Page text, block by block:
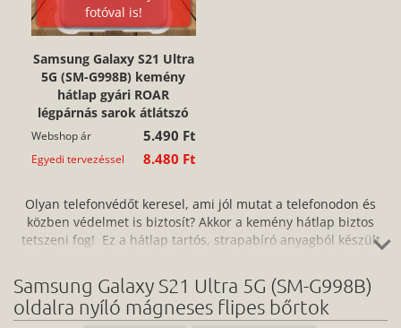
fotóval is!
Samsung Galaxy S21 Ultra
5G (SM-G998B) kemény
hátlap gyári ROAR
légpárnás sarok átlátszó
Webshop ár 5.490 Ft
Egyedi tervezéssel 8.480 Ft
Olyan telefonvédőt keresel, ami jól mutat a telefonodon és
közben védelmet is biztosít? Akkor a kemény hátlap biztos
tetszeni fog! Ez a hátlap tartós, strapabíró anyagból készült
1 mm-es vastagságának és karcsú kivitelezésének
köszönhetően szinte észre sem veszed, miközben védelmet
biztosít az ütések, karcolások, a por és egyéb szennyeződések
Samsung Galaxy S21 Ultra 5G (SM-G998B)
oldalra nyíló mágneses flipes bőrtok